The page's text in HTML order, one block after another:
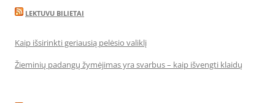
LEKTUVU BILIETAI
Kaip išsirinkti geriausią pelėsio valiklį
Žieminių padangų žymėjimas yra svarbus – kaip išvengti klaidų